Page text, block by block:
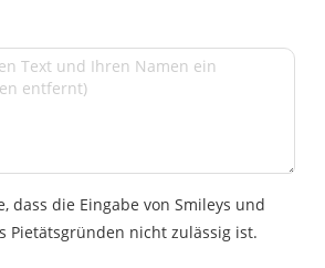
dass die Eingabe von Smileys und
Pietätsgründen nicht zulässig ist.